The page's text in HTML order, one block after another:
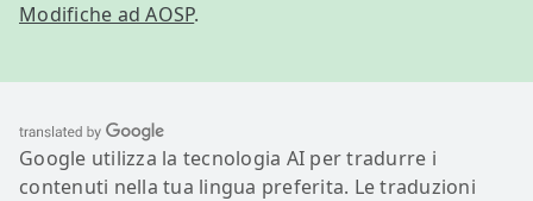
Modifiche ad AOSP.
Google utilizza la tecnologia AI per tradurre i
contenuti nella tua lingua preferita. Le traduzioni